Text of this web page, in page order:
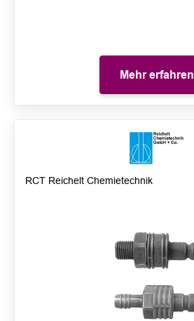
Mehr erfahren
RCT Reichelt Chemietechnik